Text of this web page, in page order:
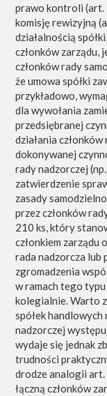
prawo kontroli (art.
komisję rewizyjną
działalnością
członków zarządu,
członków rady
że umowa spółki
przykładowo,
dla wywołania
przedsiębranej
działania
dokonywanej
rady nadzorczej
zatwierdzenie
zasady
przez członków
210 ks, który
członkiem zarządu
rada nadzorcza lub
zgromadzenia
w ramach tego typu
kolegialnie. Warto
spółek
nadzorczej
wydaje się jednak
trudności
drodze analogii
łączną członków